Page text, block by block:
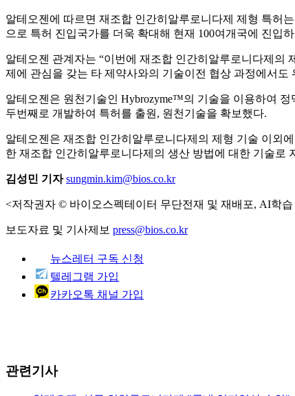
알테오젠에 따르면 재조합 인간히알루로니다제 제형 특허
으로 특허 진입국가를 더욱 확대해 현재 100여개국에 진입
알테오젠 관계자는 “이번에 재조합 인간히알루로니다제의
제에 관심을 갖는 타 제약사와의 기술이전 협상 과정에서도
알테오젠은 원천기술인 Hybrozyme™의 기술을 이용하여
두번째로 개발하여 특허를 출원, 원천기술을 확보했다.
알테오젠은 재조합 인간히알루로니다제의 제형 기술 이외
한 재조합 인간히알루로니다제의 생산 방법에 대한 기술로
김성민 기자 sungmin.kim@bios.co.kr
<저작권자 © 바이오스펙테이터 무단전재 및 재배포, AI학
보도자료 및 기사제보 press@bios.co.kr
뉴스레터 구독 신청
텔레그램 가입
카카오톡 채널 가입
관련기사